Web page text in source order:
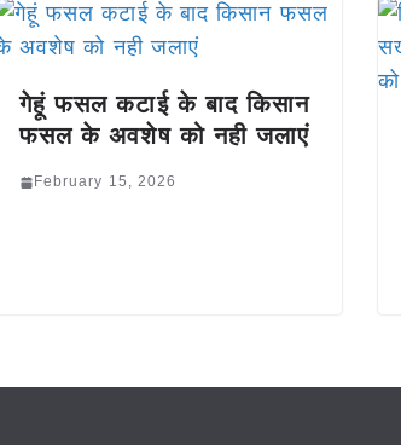
गेहूं फसल कटाई के बाद किसान
फसल के अवशेष को नही जलाएं
February 15, 2026